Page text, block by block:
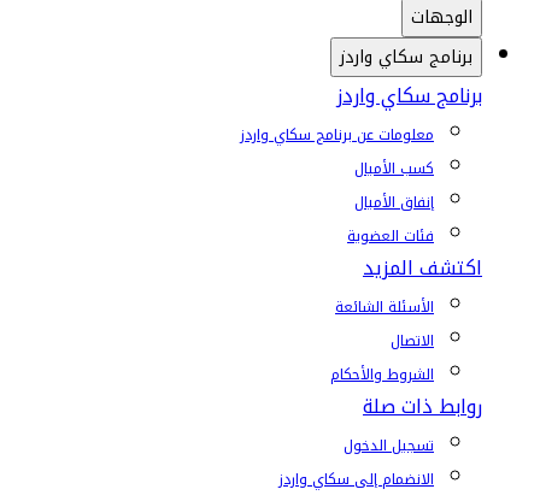
الوجهات
برنامج سكاي واردز
برنامج سكاي واردز
معلومات عن برنامج سكاي واردز
كسب الأميال
إنفاق الأميال
فئات العضوية
اكتشف المزيد
الأسئلة الشائعة
الاتصال
الشروط والأحكام
روابط ذات صلة
تسجيل الدخول
الانضمام إلى سكاي واردز